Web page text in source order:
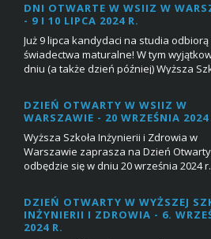
DNI OTWARTE W WSIIZ W
- 9 I 10 LIPCA 2024 R.
Już 9 lipca kandydaci na studia
świadectwa maturalne! W tym
dniu (a także dzień później) Wyższa
zaprosi...
DZIEŃ OTWARTY W WSIIZ W
WARSZAWIE - 20 WRZEŚNIA 2024
Wyższa Szkoła Inżynierii i Zdrowia w
Warszawie zaprasza na Dzień
odbędzie się w dniu 20 września 2024
uczelni, por...
DZIEŃ OTWARTY W WYŻSZEJ
INŻYNIERII I ZDROWIA - 6.
2024 R.